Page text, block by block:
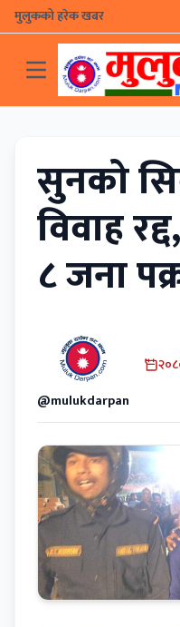
मुलुकको हरेक खबर
सुनको
विवाह
८ जना
@mulukdarpan